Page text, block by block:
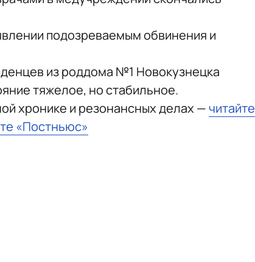
подозреваемым обвинения и
из роддома №1 Новокузнецка
тяжелое, но стабильное.
хронике и резонансных делах —читайте
«Постньюс»